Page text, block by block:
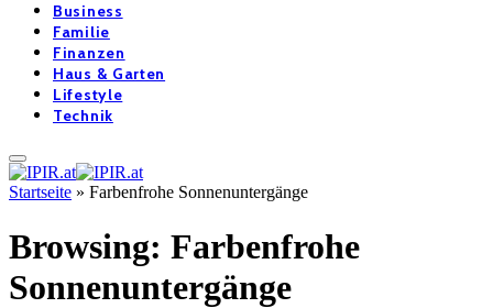
Business
Familie
Finanzen
Haus & Garten
Lifestyle
Technik
Startseite » Farbenfrohe Sonnenuntergänge
Browsing: Farbenfrohe
Sonnenuntergänge